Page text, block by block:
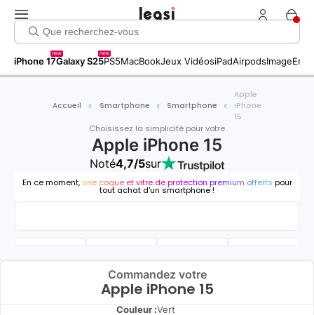
iPhone 17
new
Galaxy S25
new
PS5MacBookJeux VidéosiPadAirpodsImage
Accueil Smartphone Smartphone
Apple
iPhone
15
Choisissez la simplicité pour votre
Apple iPhone 15
Noté4,7/5sur
En ce moment, une coque et vitre de protection premium offerts pour
tout achat d'un smartphone !
Commandez votre
Apple iPhone 15
Couleur :Vert